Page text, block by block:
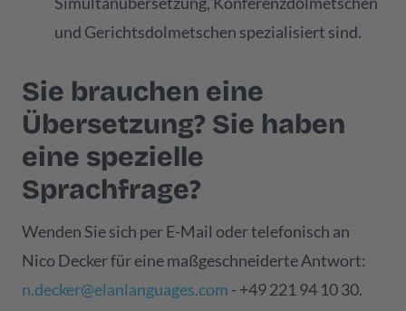
und Gerichtsdolmetschen spezialisiert sind.
Sie brauchen eine
Übersetzung? Sie haben
eine spezielle
Sprachfrage?
Wenden Sie sich per E-Mail oder telefonisch an
Nico Decker für eine maßgeschneiderte Antwort:
n.decker@elanlanguages.com - +49 221 94 10 30.